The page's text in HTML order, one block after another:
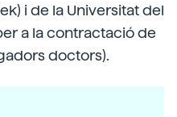
i de la Universitat del
a la contractació de
doctors).